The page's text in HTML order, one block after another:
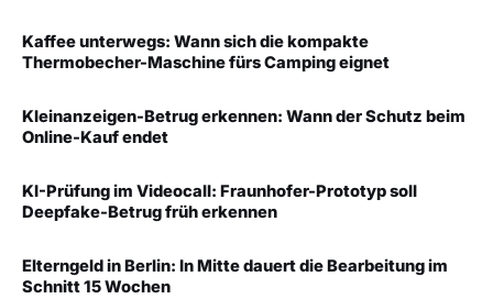
Kaffee unterwegs: Wann sich die kompakte
Thermobecher-Maschine fürs Camping eignet
Kleinanzeigen-Betrug erkennen: Wann der Schutz beim
Online-Kauf endet
KI-Prüfung im Videocall: Fraunhofer-Prototyp soll
Deepfake-Betrug früh erkennen
Elterngeld in Berlin: In Mitte dauert die Bearbeitung im
Schnitt 15 Wochen